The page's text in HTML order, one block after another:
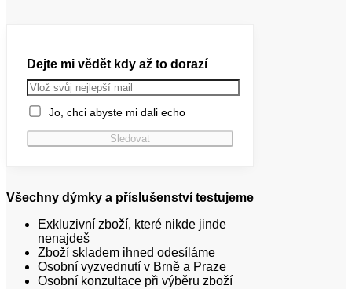
Dejte mi vědět kdy až to dorazí
Jo, chci abyste mi dali echo
Všechny dýmky a příslušenství testujeme
Exkluzivní zboží, které nikde jinde
nenajdeš
Zboží skladem ihned odesíláme
Osobní vyzvednutí v Brně a Praze
Osobní konzultace při výběru zboží